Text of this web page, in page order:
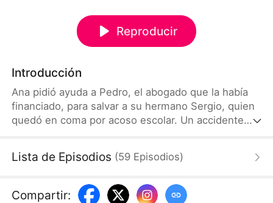
Reproducir
Introducción
Ana pidió ayuda a Pedro, el abogado que la había
financiado, para salvar a su hermano Sergio, quien
quedó en coma por acoso escolar. Un accidente
llevaba años ayudando a Ana en secreto. A pesar
Lista de Episodios (59 Episodios)
Compartir: